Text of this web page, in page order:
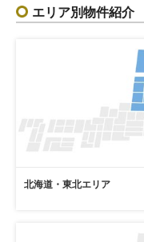
エリア別物件紹介
北海道・東北エリア